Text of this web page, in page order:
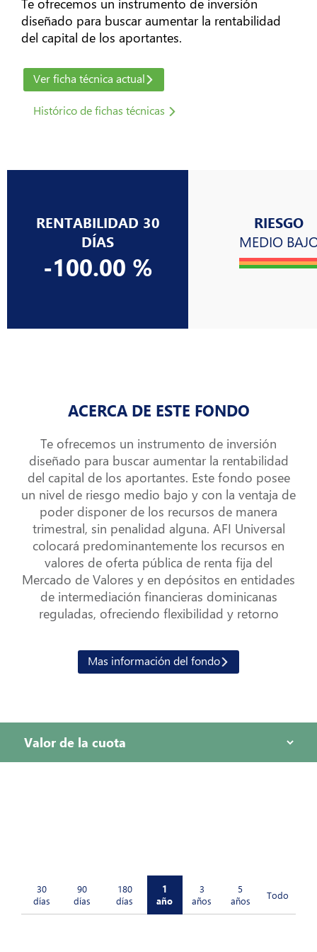
Atención
al
Cliente
Sobre
Nosotros
Te ofrecemos un instrumento de inversión
diseñado para buscar aumentar la rentabilidad
del capital de los aportantes.
Ver ficha técnica actual
Histórico de fichas técnicas
RENTABILIDAD 30
DÍAS
-100.00 %
RIESGO
MEDIO
ACERCA DE ESTE FONDO
Te ofrecemos un instrumento de inversión
diseñado para buscar aumentar la rentabilidad
del capital de los aportantes. Este fondo posee
un nivel de riesgo medio bajo y con la ventaja de
poder disponer de los recursos de manera
trimestral, sin penalidad alguna. AFI Universal
colocará predominantemente los recursos en
valores de oferta pública de renta fija del
Mercado de Valores y en depósitos en entidades
de intermediación financieras dominicanas
reguladas, ofreciendo flexibilidad y retorno
Mas información del fondo
30
días
90
días
180
días
1
año
3
años
5
años
Todo